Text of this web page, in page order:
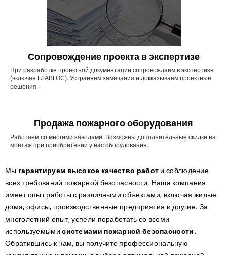
Сопровождение проекта в экспертизе
При разработке проектной документации сопровождаем в экспертизе
(включая ГЛАВГОС). Устраняем замечания и докказываем проектные
решения.
Продажа пожарного оборудования
Работаем со многими заводами. Возможны дополнительные скидки на
монтаж при приобритении у нас оборудования.
Мы гарантируем высокое качество работ и соблюдение
всех требований пожарной безопасности. Наша компания
имеет опыт работы с различными объектами, включая жилые
дома, офисы, производственные предприятия и другие. За
многолетний опыт, успели поработать со всеми
используемымисистемами пожарной безопасности.
Обратившись к нам, вы получите профессиональную